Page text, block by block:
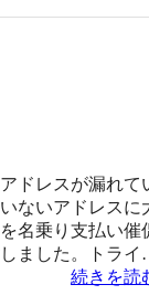
ドレスが漏れて
ないアドレスに
名乗り支払い催
ました。トライ
のでフィルター
続きを読